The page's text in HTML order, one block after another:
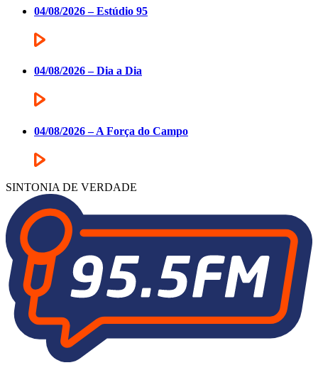
04/08/2026 – Estúdio 95
04/08/2026 – Dia a Dia
04/08/2026 – A Força do Campo
SINTONIA DE VERDADE